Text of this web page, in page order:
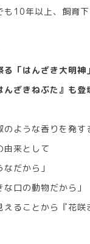
10年以上、飼育
「はんざき大明神
ざきねぶた』も登
ような香りを発す
由来として
だから」
口の動物だから」
えることから『花